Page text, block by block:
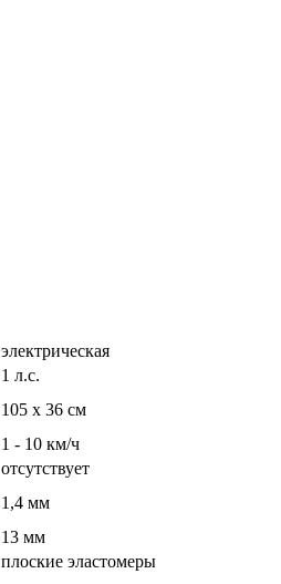
электрическая
1 л.с.
105 х 36 см
1 - 10 км/ч
отсутствует
1,4 мм
13 мм
плоские эластомеры